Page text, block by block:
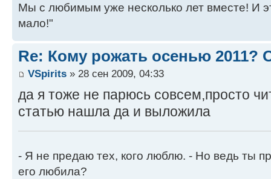
Мы с любимым уже несколько лет вместе! И
мало!"
Re: Кому рожать осенью 2011?
VSpirits » 28 сен 2009, 04:33
да я тоже не парюсь совсем,просто
статью нашла да и выложила
- Я не предаю тех, кого люблю. - Но ведь ты
его любила?